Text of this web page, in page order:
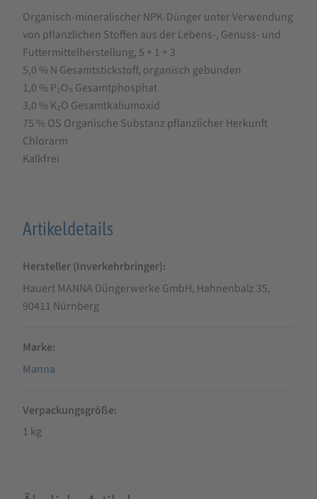
Organisch-mineralischer NPK-Dünger unter Verwendung
von pflanzlichen Stoffen aus der Lebens-, Genuss- und
Futtermittelherstellung, 5 + 1 + 3
5,0 % N Gesamtstickstoff, organisch gebunden
1,0 % P₂O₅ Gesamtphosphat
3,0 % K₂O Gesamtkaliumoxid
75 % OS Organische Substanz pflanzlicher Herkunft
Chlorarm
Kalkfrei
Artikeldetails
Hersteller (Inverkehrbringer)
Hauert MANNA Düngerwerke GmbH, Hahnenbalz 35,
90411 Nürnberg
Marke
Manna
Verpackungsgröße
1 kg